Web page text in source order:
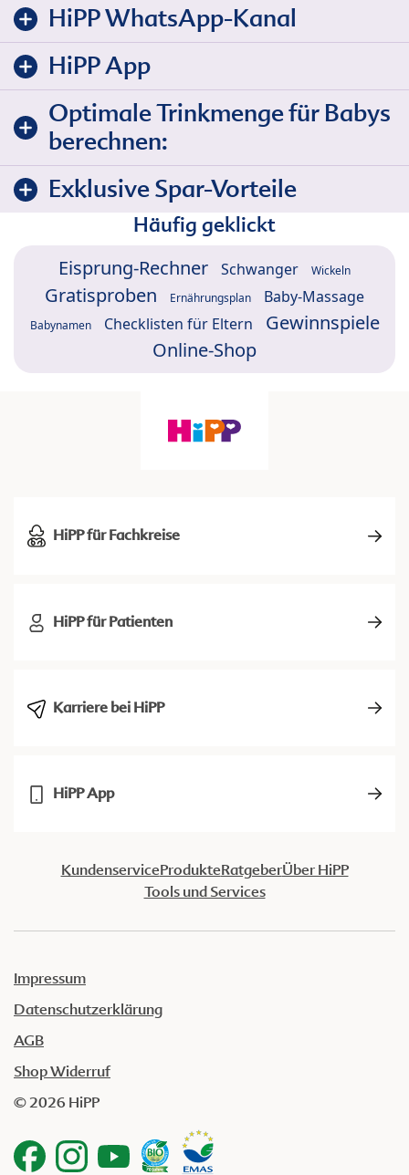
HiPP WhatsApp-Kanal
HiPP App
Optimale Trinkmenge für Babys
berechnen:
Exklusive Spar-Vorteile
Häufig geklickt
Eisprung-Rechner Schwanger Wickeln
Gratisproben Ernährungsplan Baby-Massage
Babynamen Checklisten für Eltern
Gewinnspiele
Online-Shop
HiPP für Fachkreise
HiPP für Patienten
Karriere bei HiPP
HiPP App
KundenserviceProdukteRatgeberÜber HiPP
Tools und Services
Impressum
Datenschutzerklärung
AGB
Shop Widerruf
© 2026 HiPP